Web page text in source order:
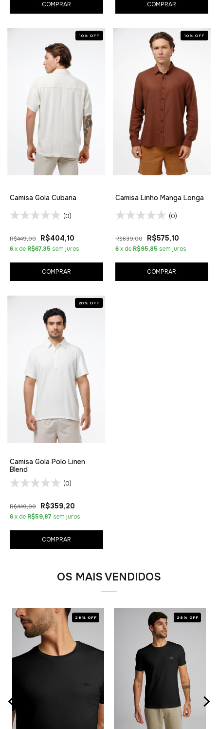
COMPRAR COMPRAR
10 % OFF
Camisa Gola Cubana
(0)
R$449,00 R$404,10
6x de R$67,35 sem juros
COMPRAR
10 % OFF
Camisa Linho Manga Longa
(0)
R$639,00 R$575,10
6 x de R$95,85 sem juros
COMPRAR
20 % OFF
Camisa Gola Polo Linen
Blend
(0)
R$449,00 R$359,20
6x de R$59,87 sem juros
COMPRAR
OS MAIS VENDIDOS
28% OFF 28% OFF